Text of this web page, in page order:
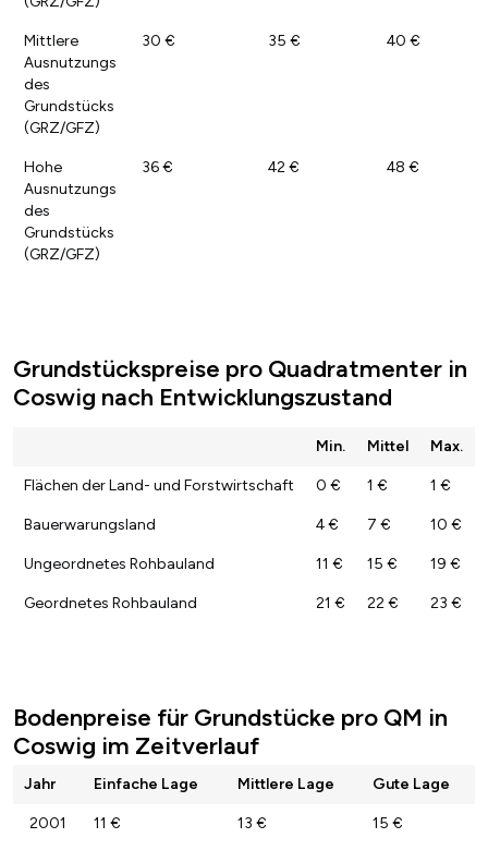
Mittlere
Ausnutzungs
des
Grundstücks
(GRZ/GFZ)
30 € 35 € 40 €
Hohe
Ausnutzungs
des
Grundstücks
(GRZ/GFZ)
36 € 42 € 48 €
Grundstückspreise pro Quadratmenter in
Coswig nach Entwicklungszustand
Min. Mittel Max.
Flächen der Land- und Forstwirtschaft 0 € 1 € 1 €
Bauerwarungsland 4 € 7 € 10 €
Ungeordnetes Rohbauland 11 € 15 € 19 €
Geordnetes Rohbauland 21 € 22 € 23 €
Bodenpreise für Grundstücke pro QM in
Coswig im Zeitverlauf
Jahr Einfache Lage Mittlere Lage Gute Lage
2001 11 € 13 € 15 €